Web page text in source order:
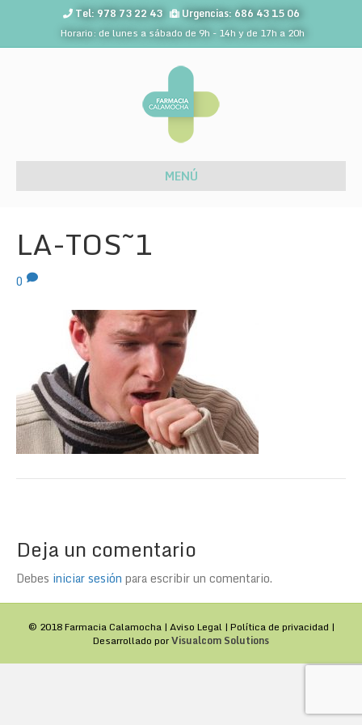
Tel: 978 73 22 43
Urgencias: 686 43 15 06
Horario: de lunes a sábado de 9h - 14h y de 17h a 20h
MENÚ
LA-TOS~1
0
Deja un comentario
Debes iniciar sesión para escribir un comentario.
© 2018 Farmacia Calamocha | Aviso Legal| Política de privacidad |
Desarrollado porVisualcom Solutions